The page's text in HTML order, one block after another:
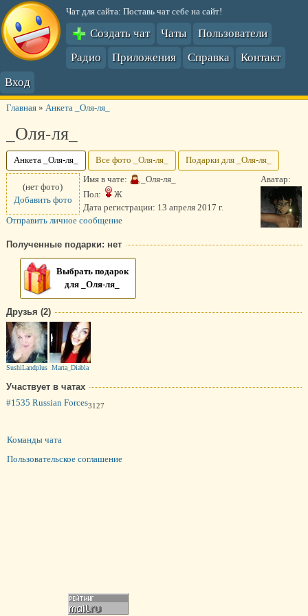
Чат для сайта: Поставь чат себе на сайт!
Создать чат Чаты
Пользователи
Радио
Приложения Справка
Контакт
Вход
Главная» Анкета _Оля-ля_
_Оля-ля_
Анкета _Оля-ля_ Все фото _Оля-ля_
Подарки для _Оля-ля_
Аватар:
(нет фото)
Добавить фото
Имя в чате:
_Оля-ля_
Пол:
Ж
Дата регистрации: 13 апреля 2017 г.
Отправить личное сообщение
Полученные подарки: нет
Выбрать подарок
для _Оля-ля_
Друзья (2)
SushiLandplus Marta_Diabla
Участвует в чатах
#1535 Russian Forces3127
Команды чата
Пользовательское соглашение